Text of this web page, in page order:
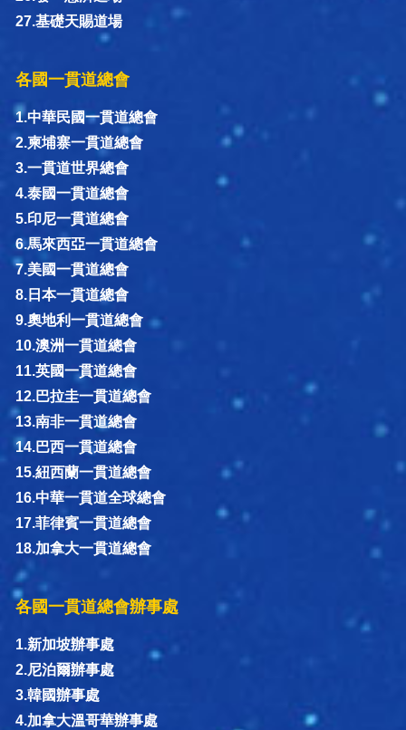
27.基礎天賜道場
各國一貫道總會
1.中華民國一貫道總會
2.柬埔寨一貫道總會
3.一貫道世界總會
4.泰國一貫道總會
5.印尼一貫道總會
6.馬來西亞一貫道總會
7.美國一貫道總會
8.日本一貫道總會
9.奧地利一貫道總會
10.澳洲一貫道總會
11.英國一貫道總會
12.巴拉圭一貫道總會
13.南非一貫道總會
14.巴西一貫道總會
15.紐西蘭一貫道總會
16.中華一貫道全球總會
17.菲律賓一貫道總會
18.加拿大一貫道總會
各國一貫道總會辦事處
1.新加坡辦事處
2.尼泊爾辦事處
3.韓國辦事處
4.加拿大溫哥華辦事處